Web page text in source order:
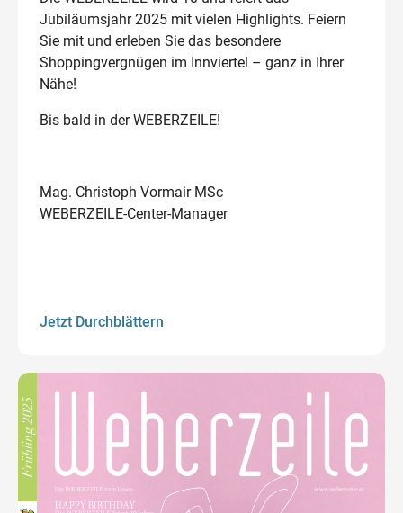
Jubiläumsjahr 2025 mit vielen Highlights. Feiern
Sie mit und erleben Sie das besondere
Shoppingvergnügen im Innviertel – ganz in Ihrer
Nähe!
Bis bald in der WEBERZEILE!
Mag. Christoph Vormair MSc
WEBERZEILE-Center-Manager
Jetzt Durchblättern